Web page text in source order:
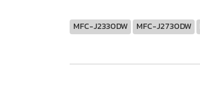
MFC-J2330DW MFC-J2730DW